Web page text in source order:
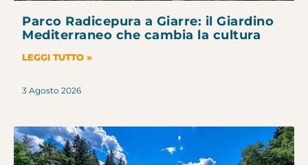
Parco Radicepura a Giarre: il Giardino
Mediterraneo che cambia la cultura
LEGGI TUTTO »
3 Agosto 2026